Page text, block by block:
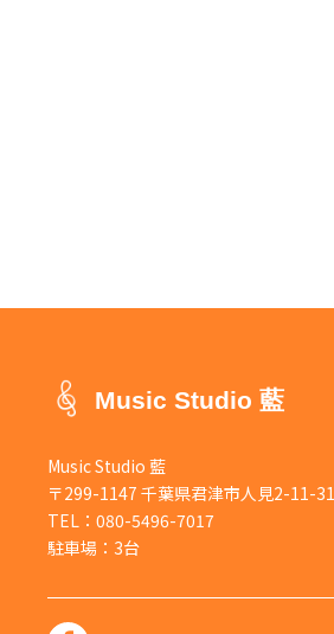
Music Studio 藍
Music Studio 藍
〒299-1147 千葉県君津市人見2-11-31
TEL： 080-5496-7017
駐車場：3台